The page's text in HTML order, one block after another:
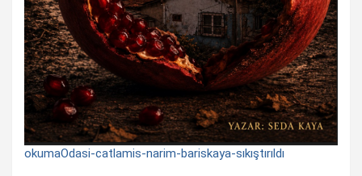
okumaOdasi-catlamis-narim-bariskaya-sıkıştırıldı